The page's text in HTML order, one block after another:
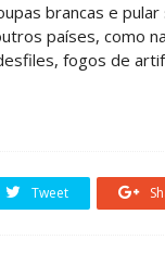
brancas e
países, como
fogos de
Tweet